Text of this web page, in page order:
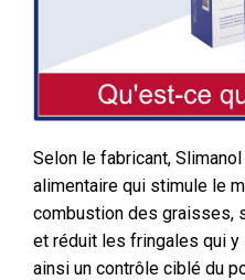
Selon le fabricant,
alimentaire qui stimule le
combustion des graisses,
et réduit les fringales qui
ainsi un contrôle ciblé du